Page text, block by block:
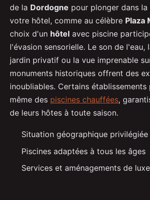
de la Dordogne pour plonger dans
votre hôtel, comme au célèbre Plaza
choix d'un hôtel avec piscine
l'évasion sensorielle. Le son de l'eau,
jardin privatif ou la vue imprenable
monuments historiques offrent des
inoubliables. Certains établissements
même des piscines chauffées,
de leurs hôtes à toute saison.
Situation géographique privilégiée
Piscines adaptées à tous les âges
Services et aménagements de luxe